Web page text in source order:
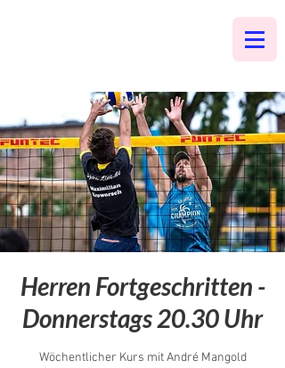
Herren Fortgeschritten -
Donnerstags 20.30 Uhr
Wöchentlicher Kurs mit André Mangold